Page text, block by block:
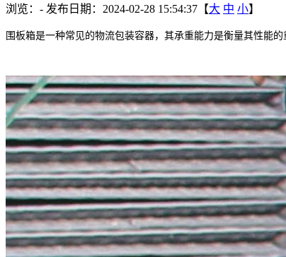
浏览： - 发布日期：2024-02-28 15:54:37【大 中 小】
围板箱是一种常见的物流包装容器，其承重能力是衡量其性能